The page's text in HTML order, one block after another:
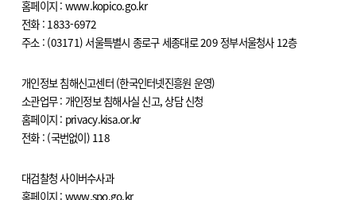
홈페이지 : www.kopico.go.kr
전화 : 1833-6972
주소 : (03171) 서울특별시 종로구 세종대로 209 정부서울청사 12층
개인정보 침해신고센터 (한국인터넷진흥원 운영)
소관업무 : 개인정보 침해사실 신고, 상담 신청
홈페이지 : privacy.kisa.or.kr
전화 : (국번없이) 118
대검찰청 사이버수사과
홈페이지 : www.spo.go.kr